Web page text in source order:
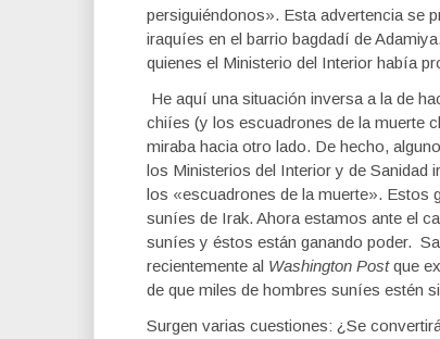
persiguiéndonos». Esta advertencia se
iraquíes en el barrio bagdadí de
quienes el Ministerio del Interior había
He aquí una situación inversa a la de
chiíes (y los escuadrones de la muerte
miraba hacia otro lado. De hecho,
los Ministerios del Interior y de Sanidad
los «escuadrones de la muerte». Estos
suníes de Irak. Ahora estamos ante el
suníes y éstos están ganando poder.
recientemente al Washington Postque
de que miles de hombres suníes estén
Surgen varias cuestiones: ¿Se